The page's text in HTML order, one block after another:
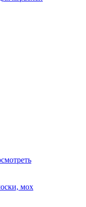
мох